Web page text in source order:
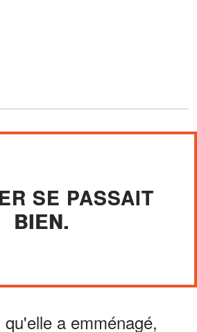
SE PASSAIT
BIEN.
a emménagé,